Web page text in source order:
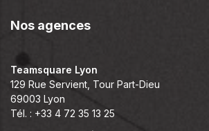
Nos agences
Teamsquare Lyon
129 Rue Servient, Tour Part-Dieu
69003 Lyon
Tél. : +33 4 72 35 13 25